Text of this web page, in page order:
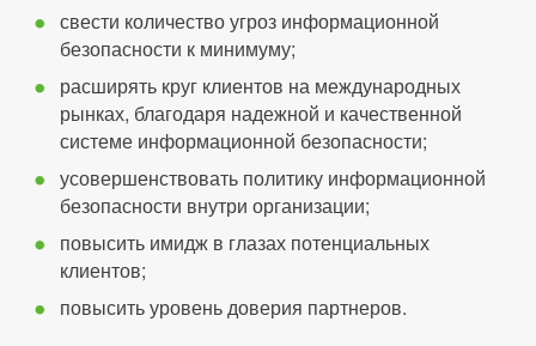
свести количество угроз информационной
безопасности к минимуму;
расширять круг клиентов на международных
рынках, благодаря надежной и качественной
системе информационной безопасности;
усовершенствовать политику информационной
безопасности внутри организации;
повысить имидж в глазах потенциальных
клиентов;
повысить уровень доверия партнеров.